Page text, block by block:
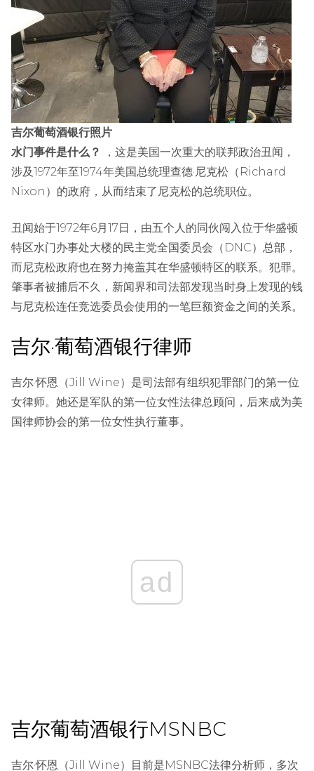
吉尔葡萄酒银行照片
水门事件是什么？
，这是美国一次重大的联邦政治丑闻，
涉及1972年至1974年美国总统理查德·尼克松（Richard
Nixon）的政府，从而结束了尼克松的总统职位。
丑闻始于1972年6月17日，由五个人的同伙闯入位于华盛顿
特区水门办事处大楼的民主党全国委员会（DNC）总部，
而尼克松政府也在努力掩盖其在华盛顿特区的联系。犯罪。
肇事者被捕后不久，新闻界和司法部发现当时身上发现的钱
与尼克松连任竞选委员会使用的一笔巨额资金之间的关系。
吉尔·葡萄酒银行律师
吉尔·怀恩（Jill Wine）是司法部有组织犯罪部门的第一位
女律师。她还是军队的第一位女性法律总顾问，后来成为美
国律师协会的第一位女性执行董事。
ad
吉尔葡萄酒银行MSNBC
吉尔·怀恩（Jill Wine）目前是MSNBC法律分析师，多次